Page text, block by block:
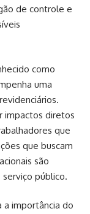
de controle e
como
uma
impactos diretos
que
que buscam
são
público.
a importância do